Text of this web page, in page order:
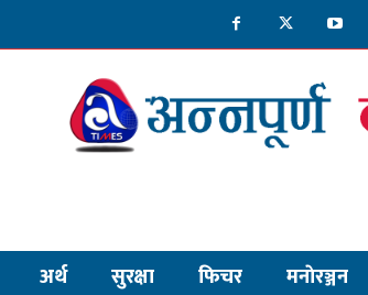
अर्थ सुरक्षा फिचर मनाेरञ्जन